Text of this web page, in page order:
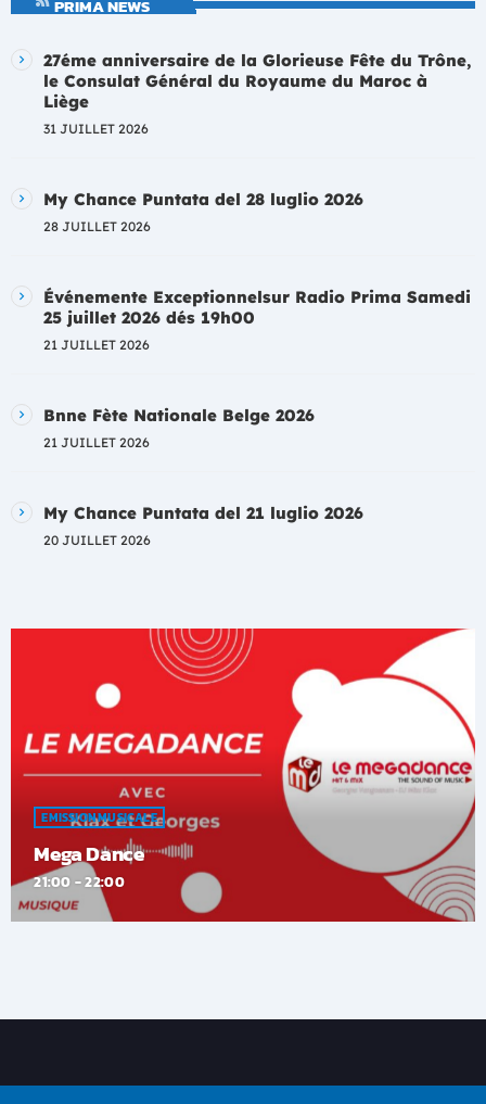
PRIMA NEWS
27éme anniversaire de la Glorieuse Fête du Trône,
le Consulat Général du Royaume du Maroc à
Liège
31 JUILLET 2026
My Chance Puntata del 28 luglio 2026
28 JUILLET 2026
Événemente Exceptionnelsur Radio Prima Samedi
25 juillet 2026 dés 19h00
21 JUILLET 2026
Bnne Fète Nationale Belge 2026
21 JUILLET 2026
My Chance Puntata del 21 luglio 2026
20 JUILLET 2026
EMISSION MUSICALE
Mega Dance
21:00 - 22:00